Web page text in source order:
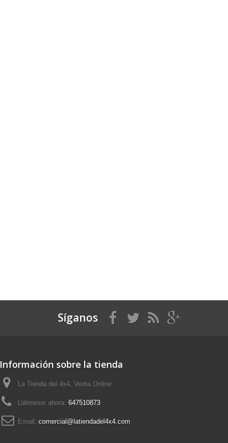
Síganos
Información sobre la tienda
La Tienda del 4x4, Venta Online
Llámanos ahora: 647510873
Email: comercial@latiendadel4x4.com